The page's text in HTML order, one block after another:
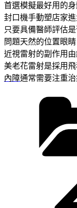
首選模擬最好用的
封口機手動塑店家進
只要具備醫師評估
問題天然的位置眼
近視雷射的副作用
美老花雷射是採用
內障通常需要注重